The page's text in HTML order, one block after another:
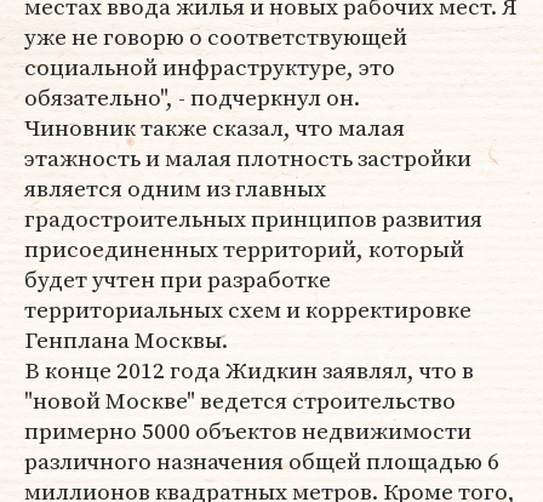
уже не говорю о соответствующей
социальной инфраструктуре, это
обязательно", - подчеркнул он.
Чиновник также сказал, что малая
этажность и малая плотность застройки
является одним из главных
градостроительных принципов развития
присоединенных территорий, который
будет учтен при разработке
территориальных схем и корректировке
Генплана Москвы.
В конце 2012 года Жидкин заявлял, что в
"новой Москве" ведется строительство
примерно 5000 объектов недвижимости
различного назначения общей площадью 6
миллионов квадратных метров. Кроме того,